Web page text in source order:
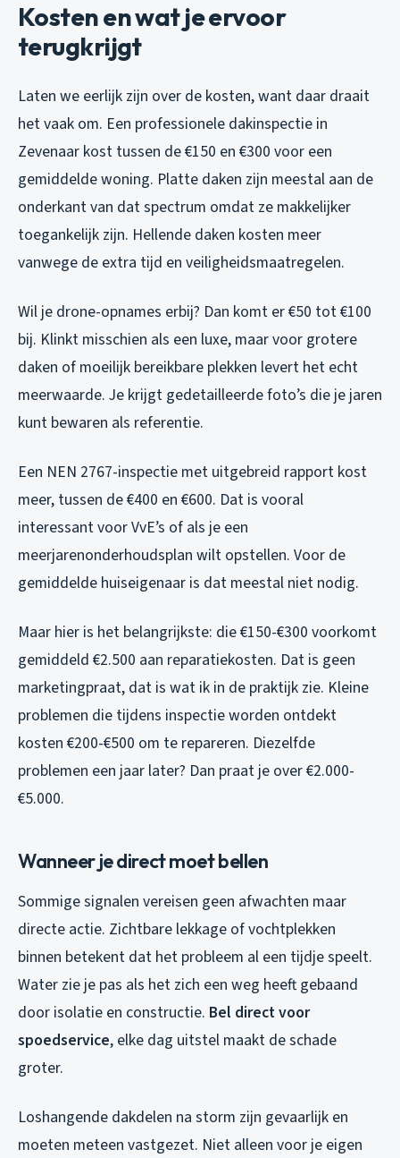
Kosten en wat je ervoor
terugkrijgt
Laten we eerlijk zijn over de kosten, want daar draait
het vaak om. Een professionele dakinspectie in
Zevenaar kost tussen de €150 en €300 voor een
gemiddelde woning. Platte daken zijn meestal aan de
onderkant van dat spectrum omdat ze makkelijker
toegankelijk zijn. Hellende daken kosten meer
vanwege de extra tijd en veiligheidsmaatregelen.
Wil je drone-opnames erbij? Dan komt er €50 tot €100
bij. Klinkt misschien als een luxe, maar voor grotere
daken of moeilijk bereikbare plekken levert het echt
meerwaarde. Je krijgt gedetailleerde foto’s die je jaren
kunt bewaren als referentie.
Een NEN 2767-inspectie met uitgebreid rapport kost
meer, tussen de €400 en €600. Dat is vooral
interessant voor VvE’s of als je een
meerjarenonderhoudsplan wilt opstellen. Voor de
gemiddelde huiseigenaar is dat meestal niet nodig.
Maar hier is het belangrijkste: die €150-€300 voorkomt
gemiddeld €2.500 aan reparatiekosten. Dat is geen
marketingpraat, dat is wat ik in de praktijk zie. Kleine
problemen die tijdens inspectie worden ontdekt
kosten €200-€500 om te repareren. Diezelfde
problemen een jaar later? Dan praat je over €2.000-
€5.000.
Wanneer je direct moet bellen
Sommige signalen vereisen geen afwachten maar
directe actie. Zichtbare lekkage of vochtplekken
binnen betekent dat het probleem al een tijdje speelt.
Water zie je pas als het zich een weg heeft gebaand
door isolatie en constructie. Bel direct voor
spoedservice, elke dag uitstel maakt de schade
groter.
Loshangende dakdelen na storm zijn gevaarlijk en
moeten meteen vastgezet. Niet alleen voor je eigen